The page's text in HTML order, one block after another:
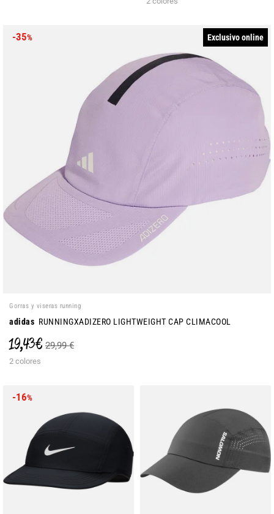
-35% Exclusivo online
Gorras y viseras running
adidas RUNNINGXADIZERO LIGHTWEIGHT CAP CLIMACOOL
19,43 € 29,99 €
2 colores
-16%